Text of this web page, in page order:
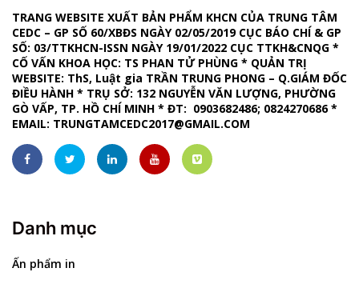
TRANG WEBSITE XUẤT BẢN PHẨM KHCN CỦA TRUNG TÂM
CEDC – GP SỐ 60/XBĐS NGÀY 02/05/2019 CỤC BÁO CHÍ & GP
SỐ: 03/TTKHCN-ISSN NGÀY 19/01/2022 CỤC TTKH&CNQG *
CỐ VẤN KHOA HỌC: TS PHAN TỬ PHÙNG * QUẢN TRỊ
WEBSITE: ThS, Luật gia TRẦN TRUNG PHONG – Q.GIÁM ĐỐC
ĐIỀU HÀNH * TRỤ SỞ: 132 NGUYỄN VĂN LƯỢNG, PHƯỜNG
GÒ VẤP, TP. HỒ CHÍ MINH * ĐT: 0903682486; 0824270686*
EMAIL: TRUNGTAMCEDC2017@GMAIL.COM
Danh mục
Ấn phẩm in